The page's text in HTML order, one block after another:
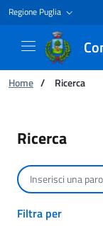
Regione Puglia
Ti trovi in:
Home / Ricerca
Ricerca
Cerca per testo
Filtra per